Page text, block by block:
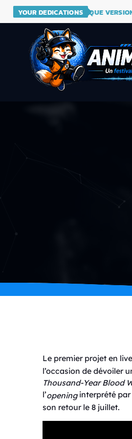
YOUR DEDICATIONS
BALL (GÉNÉRIQUE VERSION
Le premier projet en
l’occasion de dévoiler
Thousand-Year Blood
l’openinginterprété par
son retour le 8 juillet.